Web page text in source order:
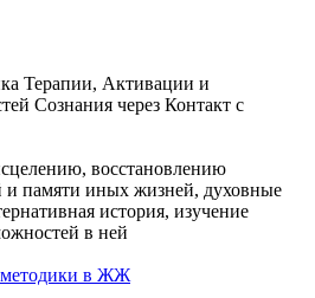
Терапии, Активации и
Сознания через Контакт с
восстановлению
и памяти иных жизней, духовные
история, изучение
в ней